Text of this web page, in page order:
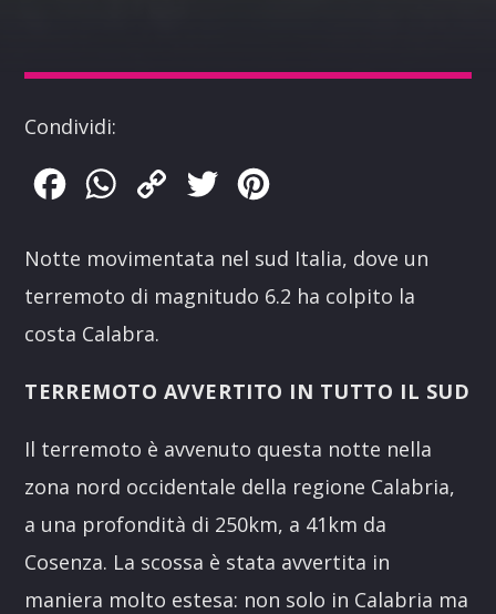
Condividi:
FacebookWhatsApp
Copy
Twitter
Notte movimentata nel sud Italia, dove un
terremoto di magnitudo 6.2 ha colpito la
costa Calabra.
TERREMOTO AVVERTITO IN TUTTO IL SUD
Il terremoto è avvenuto questa notte nella
zona nord occidentale della regione Calabria,
a una profondità di 250km, a 41km da
Cosenza. La scossa è stata avvertita in
maniera molto estesa: non solo in Calabria ma